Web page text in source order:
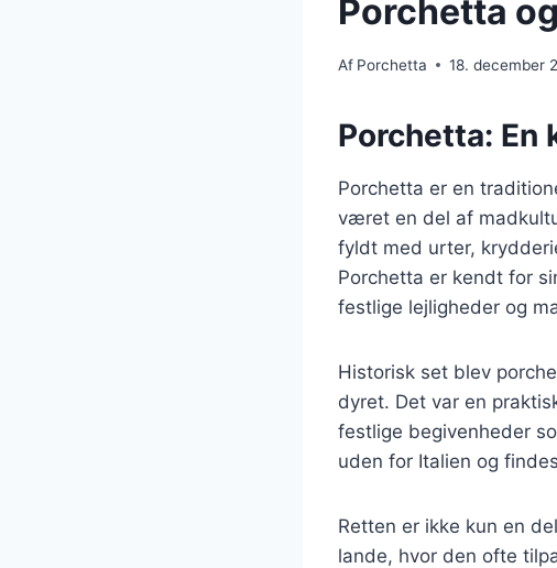
Porchetta
Af Porchetta 18. december
Porchetta: En
Porchetta er en
været en del af
fyldt med urter,
Porchetta er kendt for
festlige lejligheder og
Historisk set blev
dyret. Det var en
festlige begivenheder
uden for Italien og
Retten er ikke kun en
lande, hvor den ofte